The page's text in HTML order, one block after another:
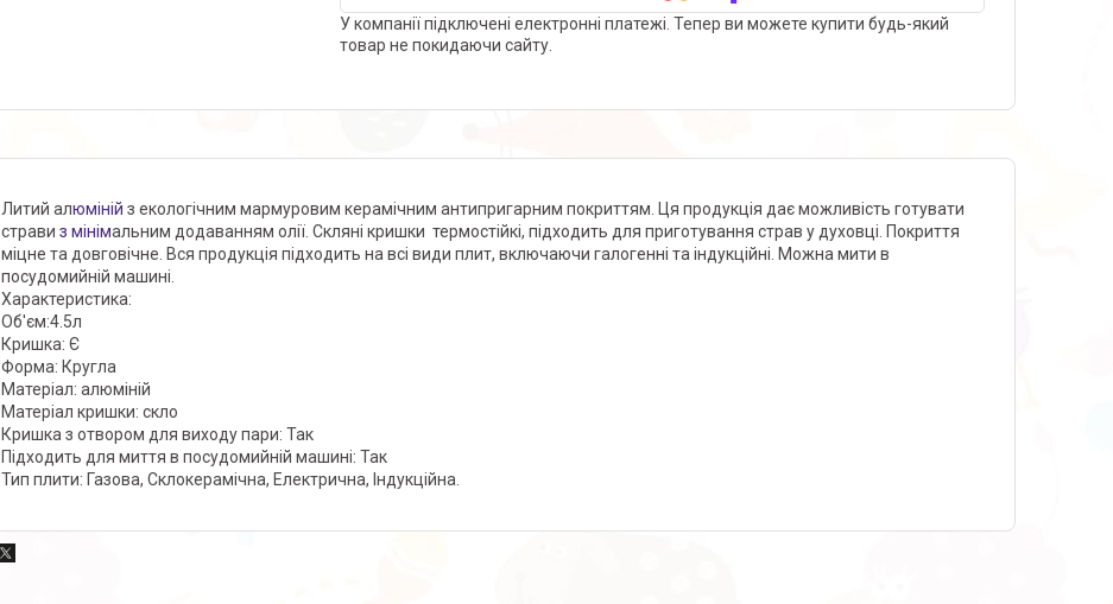
У компанії підключені електронні платежі. Тепер ви можете купити будь-який
товар не покидаючи сайту.
Литий алюміній з екологічним мармуровим керамічним антипригарним покриттям. Ця продукція дає можливість готувати
страви з мінімальним додаванням олії. Скляні кришки термостійкі, підходить для приготування страв у духовці. Покриття
міцне та довговічне. Вся продукція підходить на всі види плит, включаючи галогенні та індукційні. Можна мити в
посудомийній машині.
Характеристика:
Об'єм:4.5л
Кришка: Є
Форма: Кругла
Матеріал: алюміній
Матеріал кришки: скло
Кришка з отвором для виходу пари: Так
Підходить для миття в посудомийній машині: Так
Тип плити: Газова, Склокерамічна, Електрична, Індукційна.